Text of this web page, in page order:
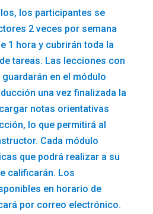
los participantes se
2 veces por semana
1 hora y cubrirán toda la
tareas. Las lecciones con
en el módulo
una vez finalizada la
notas orientativas
lo que permitirá al
Cada módulo
que podrá realizar a su
calificarán. Los
en horario de
por correo electrónico.